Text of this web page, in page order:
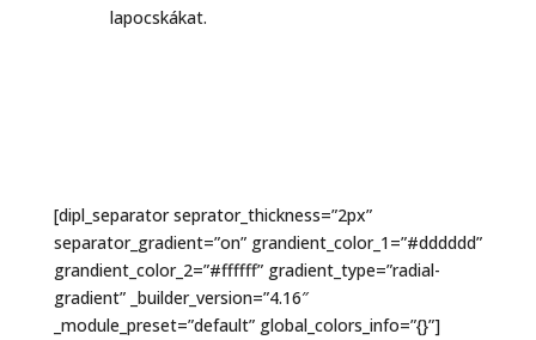
lapocskákat.
[dipl_separator seprator_thickness=”2px”
separator_gradient=”on” grandient_color_1=”#dddddd”
grandient_color_2=”#ffffff” gradient_type=”radial-
gradient” _builder_version=”4.16″
_module_preset=”default” global_colors_info=”{}”]